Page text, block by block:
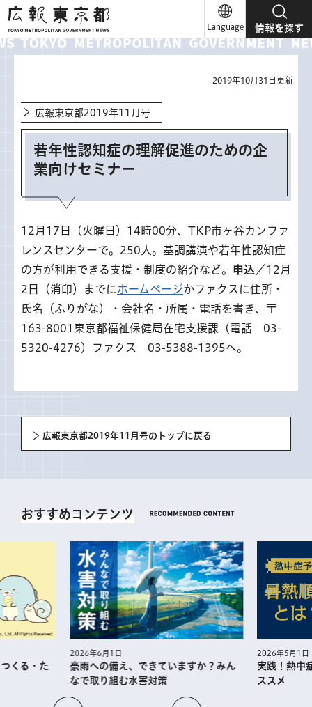
広報東京都
Language 情報を探す
2019年10月31日更新
広報東京都2019年11月号
若年性認知症の理解促進のための企
業向けセミナー
12月17日（火曜日）14時00分、TKP市ヶ谷カンファ
レンスセンターで。250人。基調講演や若年性認知症
の方が利用できる支援・制度の紹介など。
申込 ／12月
2日（消印）までに ホームページかファクスに住所・
氏名（ふりがな）・会社名・所属・電話を書き、〒
163-8001東京都福祉保健局在宅支援課（電話 03-
5320-4276）ファクス 03-5388-1395へ。
広報東京都2019年11月号のトップに戻る
おすすめコンテンツ
くる・た
2026年6月1日
豪雨への備え、できていますか？みん
なで取り組む水害対策
2026年5月1日
実践！熱中
ススメ